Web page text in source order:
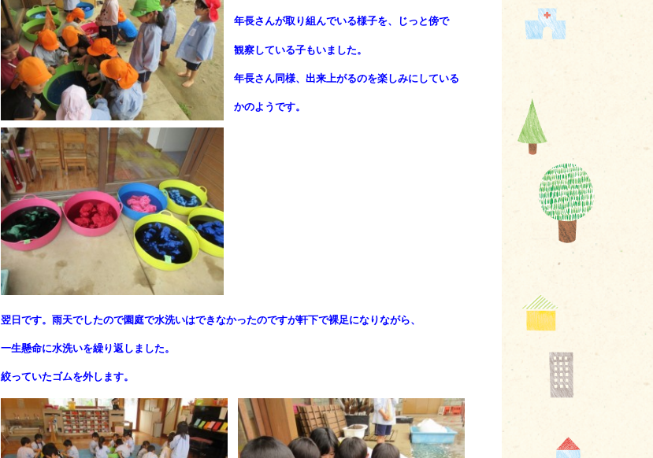
年長さんが取り組んでいる様子を、じっと傍で
観察している子もいました。
年長さん同様、出来上がるのを楽しみにしている
かのようです。
翌日です。雨天でしたので園庭で水洗いはできなかったのですが軒下で裸足になりながら、
一生懸命に水洗いを繰り返しました。
絞っていたゴムを外します。